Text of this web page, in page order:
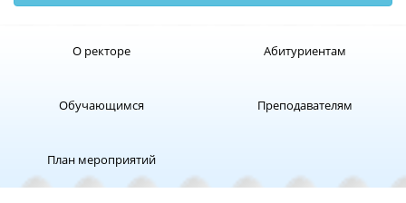
О ректоре Абитуриентам
Обучающимся Преподавателям
План мероприятий